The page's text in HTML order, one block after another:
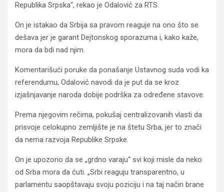
Republika Srpska“, rekao je Odalović za RTS.
On je istakao da Srbija sa pravom reaguje na ono što se
dešava jer je garant Dejtonskog sporazuma i, kako kaže,
mora da bdi nad njim.
Komentarišući poruke da ponašanje Ustavnog suda vodi ka
referendumu, Odalović navodi da je put da se kroz
izjašnjavanje naroda dobije podrška za određene stavove.
Prema njegovim rečima, pokušaj centralizovanih vlasti da
prisvoje celokupno zemljište je na štetu Srba, jer to znači
da nema razvoja Republike Srpske.
On je upozorio da se „grdno varaju“ svi koji misle da neko
od Srba mora da ćuti. „Srbi reaguju transparentno, u
parlamentu saopštavaju svoju poziciju i na taj način brane